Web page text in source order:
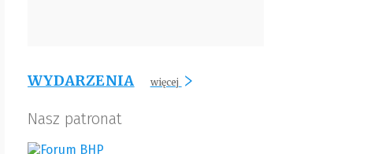
WYDARZENIA więcej
Nasz patronat